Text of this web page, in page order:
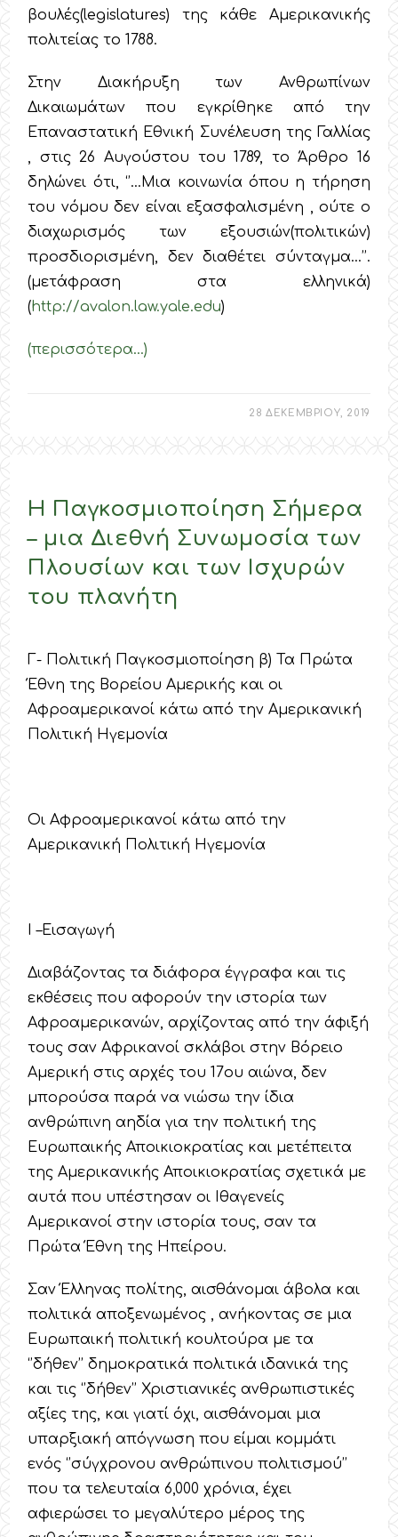
βουλές(legislatures) της κάθε Αμερικανικής
πολιτείας το 1788.
Στην Διακήρυξη των Ανθρωπίνων
Δικαιωμάτων που εγκρίθηκε από την
Επαναστατική Εθνική Συνέλευση της Γαλλίας
, στις 26 Αυγούστου του 1789, το Άρθρο 16
δηλώνει ότι, ‘’…Μια κοινωνία όπου η τήρηση
του νόμου δεν είναι εξασφαλισμένη , ούτε ο
διαχωρισμός των εξουσιών(πολιτικών)
προσδιορισμένη, δεν διαθέτει σύνταγμα…’’.
(μετάφραση στα ελληνικά)
(http://avalon.law.yale.edu)
(περισσότερα…)
28 ΔΕΚΕΜΒΡΙΟΥ, 2019
Η Παγκοσμιοποίηση Σήμερα
– μια Διεθνή Συνωμοσία των
Πλουσίων και των Ισχυρών
του πλανήτη
Γ- Πολιτική Παγκοσμιοποίηση β) Τα Πρώτα
Έθνη της Βορείου Αμερικής και οι
Αφροαμερικανοί κάτω από την Αμερικανική
Πολιτική Ηγεμονία
Οι Αφροαμερικανοί κάτω από την
Αμερικανική Πολιτική Ηγεμονία
Ι –Εισαγωγή
Διαβάζοντας τα διάφορα έγγραφα και τις
εκθέσεις που αφορούν την ιστορία των
Αφροαμερικανών, αρχίζοντας από την άφιξή
τους σαν Αφρικανοί σκλάβοι στην Βόρειο
Αμερική στις αρχές του 17ου αιώνα, δεν
μπορούσα παρά να νιώσω την ίδια
ανθρώπινη αηδία για την πολιτική της
Ευρωπαικής Αποικιοκρατίας και μετέπειτα
της Αμερικανικής Αποικιοκρατίας σχετικά με
αυτά που υπέστησαν οι Ιθαγενείς
Αμερικανοί στην ιστορία τους, σαν τα
Πρώτα Έθνη της Ηπείρου.
Σαν Έλληνας πολίτης, αισθάνομαι άβολα και
πολιτικά αποξενωμένος , ανήκοντας σε μια
Ευρωπαική πολιτική κουλτούρα με τα
‘’δήθεν’’ δημοκρατικά πολιτικά ιδανικά της
και τις ‘’δήθεν’’ Χριστιανικές ανθρωπιστικές
αξίες της, και γιατί όχι, αισθάνομαι μια
υπαρξιακή απόγνωση που είμαι κομμάτι
ενός ‘’σύγχρονου ανθρώπινου πολιτισμού’’
που τα τελευταία 6,000 χρόνια, έχει
αφιερώσει το μεγαλύτερο μέρος της